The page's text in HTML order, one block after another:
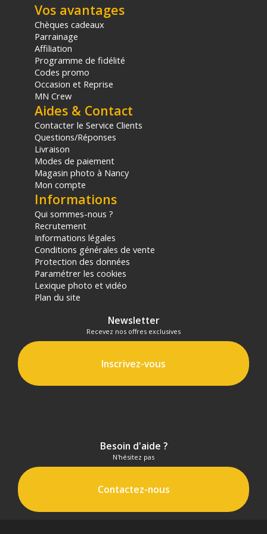
Vos avantages
Chèques cadeaux
Parrainage
Affiliation
Programme de fidélité
Codes promo
Occasion et Reprise
MN Crew
Aides & Contact
Contacter le Service Clients
Questions/Réponses
Livraison
Modes de paiement
Magasin photo à Nancy
Mon compte
Informations
Qui sommes-nous ?
Recrutement
Informations légales
Conditions générales de vente
Protection des données
Paramétrer les cookies
Lexique photo et vidéo
Plan du site
Newsletter
Recevez nos offres exclusives
Inscrivez-vous
Besoin d'aide ?
N'hésitez pas
Contactez-nous